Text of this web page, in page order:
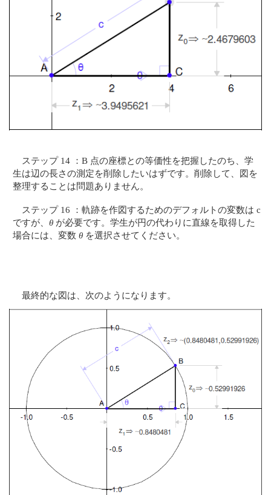
ステップ 14 ：B 点の座標との等価性を把握したのち、学
生は辺の長さの測定を削除したいはずです。削除して、図を
整理することは問題ありません。
ステップ 16 ：軌跡を作図するためのデフォルトの変数は c
ですが、θ が必要です。学生が円の代わりに直線を取得した
場合には、変数θ を選択させてください。
最終的な図は、次のようになります。